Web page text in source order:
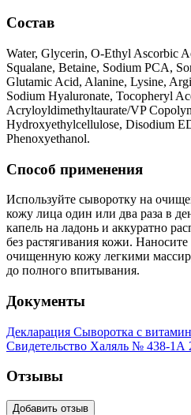
Состав
Water, Glycerin, O-Ethyl Ascorbic
Squalane, Betaine, Sodium PCA,
Glutamic Acid, Alanine, Lysine,
Sodium Hyaluronate, Tocopheryl
Acryloyldimethyltaurate/VP
Hydroxyethylcellulose, Disodium
Phenoxyethanol.
Способ применения
Используйте сыворотку на
кожу лица один или два раза в
капель на ладонь и аккуратно
без растягивания кожи.
очищенную кожу легкими
до полного впитывания.
Документы
Декларация Сыворотка с
Свидетельство Халяль № 438-1А
Отзывы
Добавить отзыв